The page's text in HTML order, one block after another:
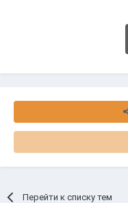
Перейти к списку тем